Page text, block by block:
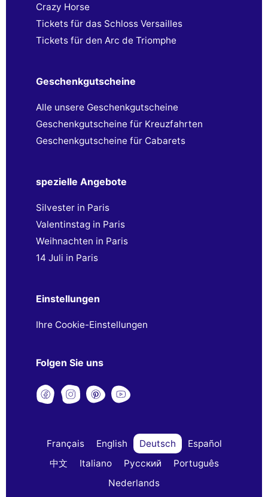
Crazy Horse
Tickets für das Schloss Versailles
Tickets für den Arc de Triomphe
Geschenkgutscheine
Alle unsere Geschenkgutscheine
Geschenkgutscheine für Kreuzfahrten
Geschenkgutscheine für Cabarets
spezielle Angebote
Silvester in Paris
Valentinstag in Paris
Weihnachten in Paris
14 Juli in Paris
Einstellungen
Ihre Cookie-Einstellungen
Folgen Sie uns
Français English Deutsch
Español
中文
Italiano Русский
Português
Nederlands